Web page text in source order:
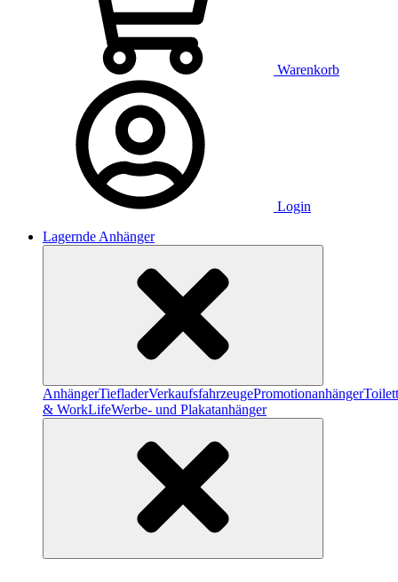
Warenkorb
Login
Lagernde Anhänger
AnhängerTiefladerVerkaufsfahrzeugePromotionanhänger
& WorkLifeWerbe- und Plakatanhänger